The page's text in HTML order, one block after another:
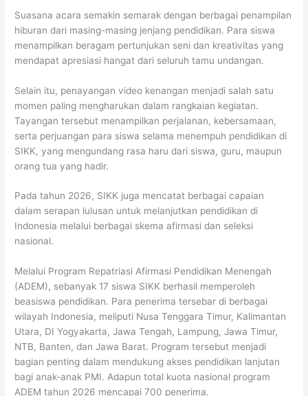
Suasana acara semakin semarak dengan berbagai penampilan
hiburan dari masing-masing jenjang pendidikan. Para siswa
menampilkan beragam pertunjukan seni dan kreativitas yang
mendapat apresiasi hangat dari seluruh tamu undangan.
Selain itu, penayangan video kenangan menjadi salah satu
momen paling mengharukan dalam rangkaian kegiatan.
Tayangan tersebut menampilkan perjalanan, kebersamaan,
serta perjuangan para siswa selama menempuh pendidikan di
SIKK, yang mengundang rasa haru dari siswa, guru, maupun
orang tua yang hadir.
Pada tahun 2026, SIKK juga mencatat berbagai capaian
dalam serapan lulusan untuk melanjutkan pendidikan di
Indonesia melalui berbagai skema afirmasi dan seleksi
nasional.
Melalui Program Repatriasi Afirmasi Pendidikan Menengah
(ADEM), sebanyak 17 siswa SIKK berhasil memperoleh
beasiswa pendidikan. Para penerima tersebar di berbagai
wilayah Indonesia, meliputi Nusa Tenggara Timur, Kalimantan
Utara, DI Yogyakarta, Jawa Tengah, Lampung, Jawa Timur,
NTB, Banten, dan Jawa Barat. Program tersebut menjadi
bagian penting dalam mendukung akses pendidikan lanjutan
bagi anak-anak PMI. Adapun total kuota nasional program
ADEM tahun 2026 mencapai 700 penerima.